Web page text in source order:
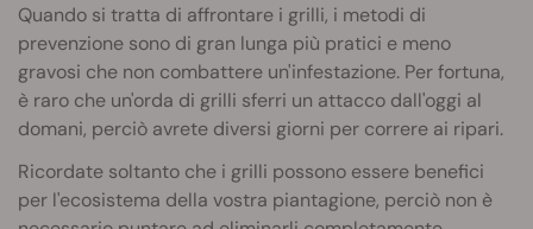
Quando si tratta di affrontare i grilli, i metodi di
prevenzione sono di gran lunga più pratici e meno
gravosi che non combattere un'infestazione. Per fortuna,
è raro che un'orda di grilli sferri un attacco dall'oggi al
domani, perciò avrete diversi giorni per correre ai ripari.
Ricordate soltanto che i grilli possono essere benefici
per l'ecosistema della vostra piantagione, perciò non è